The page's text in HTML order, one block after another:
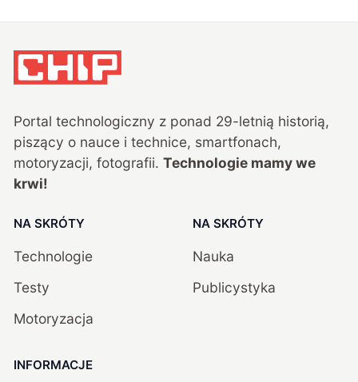
Portal technologiczny z ponad 29-letnią historią,
piszący o nauce i technice, smartfonach,
motoryzacji, fotografii. Technologie mamy we
krwi!
NA SKRÓTY
Technologie
Testy
Motoryzacja
NA SKRÓTY
Nauka
Publicystyka
INFORMACJE